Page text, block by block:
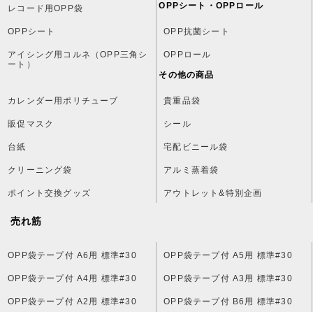
レコード用OPP袋 OPPシート・OPPロール
OPPシート OPP抗菌シート
アイシング用コルネ（OPP三角シ
ート）
OPPロール
その他の商品
カレンダー用ポリチューブ 貴重品袋
販促マスク シール
台紙 宅配ビニール袋
クリーニング袋 アルミ蒸着袋
ポイント交換グッズ アウトレット&特別企画
売れ筋
OPP袋テープ付 A6用 標準#30 OPP袋テープ付 A5用 標準#30
OPP袋テープ付 A4用 標準#30 OPP袋テープ付 A3用 標準#30
OPP袋テープ付 A2用 標準#30 OPP袋テープ付 B6用 標準#30